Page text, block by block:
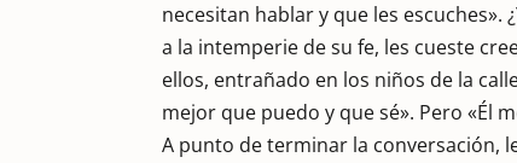
necesitan hablar y que les escuches».
a la intemperie de su fe, les cueste
ellos, entrañado en los niños de la
mejor que puedo y que sé». Pero «Él
A punto de terminar la conversación,